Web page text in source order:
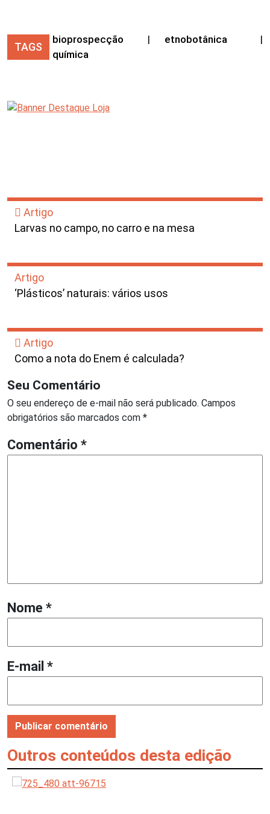
TAGS
bioprospecção | etnobotânica
|
química
Artigo
Larvas no campo, no carro e na mesa
Artigo
‘Plásticos’ naturais: vários usos
Artigo
Como a nota do Enem é calculada?
Seu Comentário
O seu endereço de e-mail não será publicado. Campos
obrigatórios são marcados com *
Comentário *
Nome *
E-mail *
Outros conteúdos desta edição